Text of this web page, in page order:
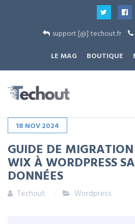
support [@] techout.fr
LE MAG
BOUTIQUE
18 NOV2024
GUIDE DE MIGRATION
WIX À WORDPRESS
DONNÉES
Techout Wordpress